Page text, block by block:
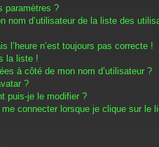
paramètres ?
nom d’utilisateur de la liste des
l’heure n’est toujours pas correcte !
la liste !
à côté de mon nom d’utilisateur ?
?
puis-je le modifier ?
connecter lorsque je clique sur le